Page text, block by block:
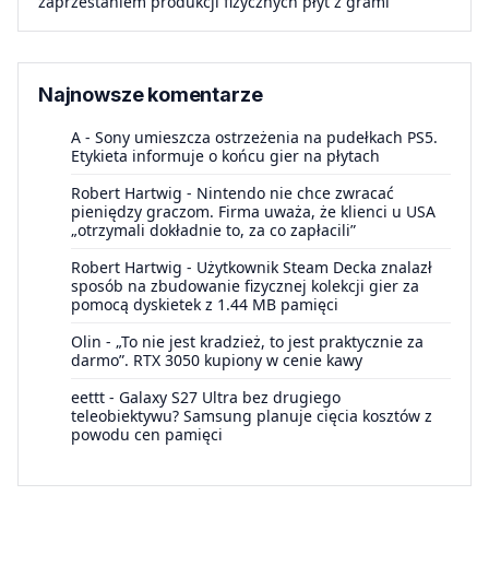
Najnowsze komentarze
A - Sony umieszcza ostrzeżenia na pudełkach PS5.
Etykieta informuje o końcu gier na płytach
Robert Hartwig - Nintendo nie chce zwracać
pieniędzy graczom. Firma uważa, że klienci u USA
„otrzymali dokładnie to, za co zapłacili”
Robert Hartwig - Użytkownik Steam Decka znalazł
sposób na zbudowanie fizycznej kolekcji gier za
pomocą dyskietek z 1.44 MB pamięci
Olin - „To nie jest kradzież, to jest praktycznie za
darmo”. RTX 3050 kupiony w cenie kawy
eettt - Galaxy S27 Ultra bez drugiego
teleobiektywu? Samsung planuje cięcia kosztów z
powodu cen pamięci